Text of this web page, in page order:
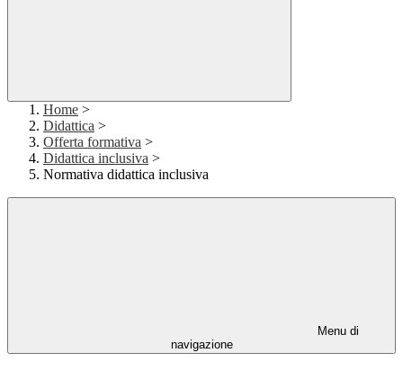
Home >
Didattica >
Offerta formativa >
Didattica inclusiva >
Normativa didattica inclusiva
Menu di
navigazione